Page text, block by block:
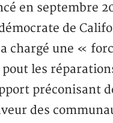
en septembre
de
chargé une «
les
préconisant
des